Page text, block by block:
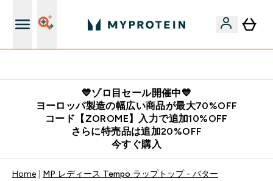
💙ゾロ目セール開催中💙
ヨーロッパ製造の幅広い商品が最大70%OFF
コード【ZOROME】入力で追加10%OFF
さらに特売品は追加20%OFF
今すぐ購入
Home MP レディース Tempo ラップトップ - バター